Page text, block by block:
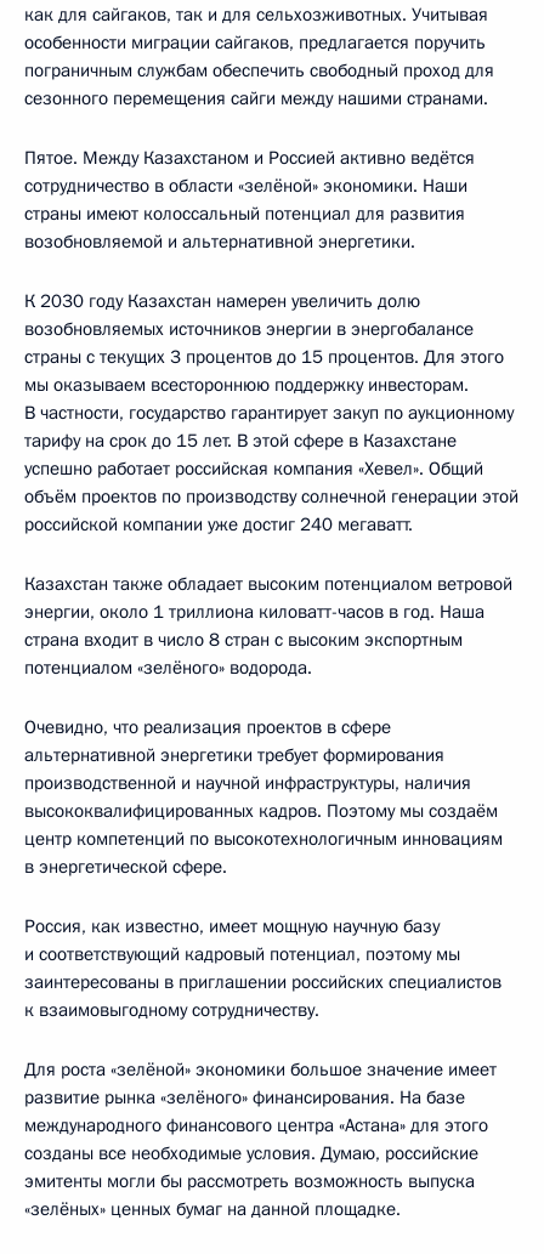
как для сайгаков, так и для сельхозживотных. Учитывая
особенности миграции сайгаков, предлагается поручить
пограничным службам обеспечить свободный проход для
сезонного перемещения сайги между нашими странами.
Пятое. Между Казахстаном и Россией активно ведётся
сотрудничество в области «зелёной» экономики. Наши
страны имеют колоссальный потенциал для развития
возобновляемой и альтернативной энергетики.
К 2030 году Казахстан намерен увеличить долю
возобновляемых источников энергии в энергобалансе
страны с текущих 3 процентов до 15 процентов. Для этого
мы оказываем всестороннюю поддержку инвесторам.
В частности, государство гарантирует закуп по аукционному
тарифу на срок до 15 лет. В этой сфере в Казахстане
успешно работает российская компания «Хевел». Общий
объём проектов по производству солнечной генерации этой
российской компании уже достиг 240 мегаватт.
Казахстан также обладает высоким потенциалом ветровой
энергии, около 1 триллиона киловатт-часов в год. Наша
страна входит в число 8 стран с высоким экспортным
потенциалом «зелёного» водорода.
Очевидно, что реализация проектов в сфере
альтернативной энергетики требует формирования
производственной и научной инфраструктуры, наличия
высококвалифицированных кадров. Поэтому мы создаём
центр компетенций по высокотехнологичным инновациям
в энергетической сфере.
Россия, как известно, имеет мощную научную базу
и соответствующий кадровый потенциал, поэтому мы
заинтересованы в приглашении российских специалистов
к взаимовыгодному сотрудничеству.
Для роста «зелёной» экономики большое значение имеет
развитие рынка «зелёного» финансирования. На базе
международного финансового центра «Астана» для этого
созданы все необходимые условия. Думаю, российские
эмитенты могли бы рассмотреть возможность выпуска
«зелёных» ценных бумаг на данной площадке.